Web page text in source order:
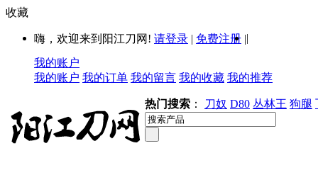
收藏
嗨，欢迎来到阳江刀网! 请登录 | 免费注册 ||
我的账户
我的账户 我的订单 我的留言 我的收藏 我的推荐
热门搜索 ： 刀奴 D80 丛林王 狗腿